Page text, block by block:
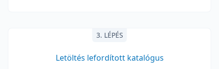
3. LÉPÉS
Letöltés lefordított katalógus